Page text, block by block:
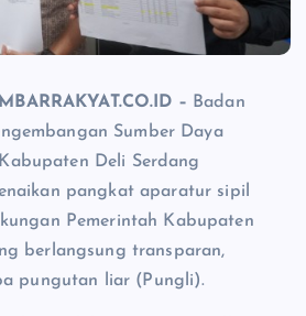
– Badan
Sumber Daya
Deli Serdang
pangkat aparatur sipil
Pemerintah Kabupaten
berlangsung transparan,
pungutan liar (Pungli).